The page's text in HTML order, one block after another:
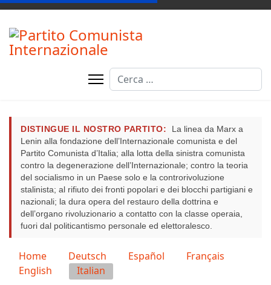
Cerca
DISTINGUE IL NOSTRO PARTITO:
La linea da Marx a
Lenin alla fondazione dell’Internazionale comunista e del
Partito Comunista d’Italia; alla lotta della sinistra comunista
contro la degenerazione dell’Internazionale; contro la teoria
del socialismo in un Paese solo e la controrivoluzione
stalinista; al rifiuto dei fronti popolari e dei blocchi partigiani e
nazionali; la dura opera del restauro della dottrina e
dell’organo rivoluzionario a contatto con la classe operaia,
fuori dal politicantismo personale ed elettoralesco.
Seleziona la tua lingua
Home Deutsch Español
Français
English
Italian